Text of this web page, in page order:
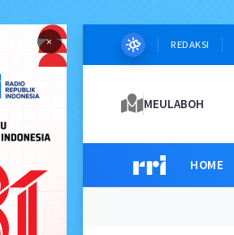
× REDAKSI
MEULABOH
HOME